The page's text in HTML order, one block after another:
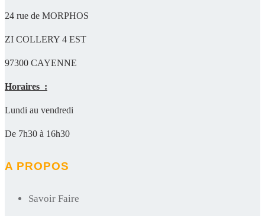
24 rue de MORPHOS
ZI COLLERY 4 EST
97300 CAYENNE
Horaires :
Lundi au vendredi
De 7h30 à 16h30
A PROPOS
Savoir Faire